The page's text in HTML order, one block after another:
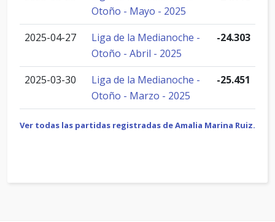
Otoño - Mayo - 2025
2025-04-27
Liga de la Medianoche -
Otoño - Abril - 2025
-24.303
2025-03-30
Liga de la Medianoche -
Otoño - Marzo - 2025
-25.451
Ver todas las partidas registradas de Amalia Marina Ruiz.